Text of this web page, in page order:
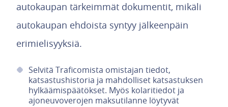
autokaupan tärkeimmät dokumentit, mikäli
autokaupan ehdoista syntyy jälkeenpäin
erimielisyyksiä.
Selvitä Traficomista omistajan tiedot,
katsastushistoria ja mahdolliset katsastuksen
hylkäämispäätökset. Myös kolaritiedot ja
ajoneuvoverojen maksutilanne löytyvät